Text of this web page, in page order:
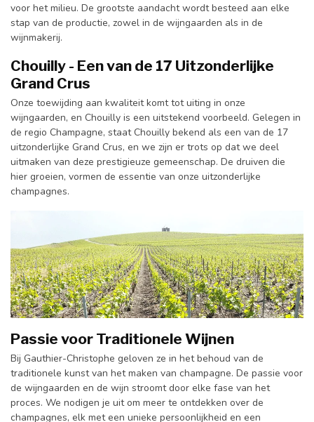
voor het milieu. De grootste aandacht wordt besteed aan elke
stap van de productie, zowel in de wijngaarden als in de
wijnmakerij.
Chouilly - Een van de 17 Uitzonderlijke
Grand Crus
Onze toewijding aan kwaliteit komt tot uiting in onze
wijngaarden, en Chouilly is een uitstekend voorbeeld. Gelegen in
de regio Champagne, staat Chouilly bekend als een van de 17
uitzonderlijke Grand Crus, en we zijn er trots op dat we deel
uitmaken van deze prestigieuze gemeenschap. De druiven die
hier groeien, vormen de essentie van onze uitzonderlijke
champagnes.
Passie voor Traditionele Wijnen
Bij Gauthier-Christophe geloven ze in het behoud van de
traditionele kunst van het maken van champagne. De passie voor
de wijngaarden en de wijn stroomt door elke fase van het
proces. We nodigen je uit om meer te ontdekken over de
champagnes, elk met een unieke persoonlijkheid en een